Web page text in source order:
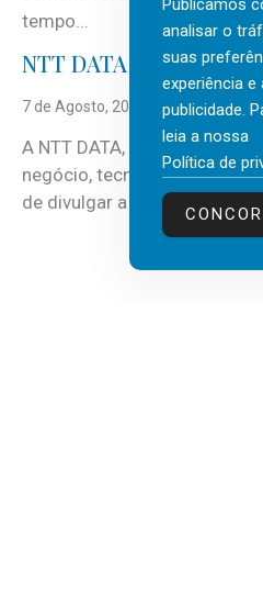
tempo...
NTT DATA Insurtech
7 de Agosto, 2026
A NTT DATA, consultora
negócio, tecnologia e
de divulgar a mais recente...
Publicamos
analisar o
suas
experiência e
publicidade.
leia a nossa
Política de